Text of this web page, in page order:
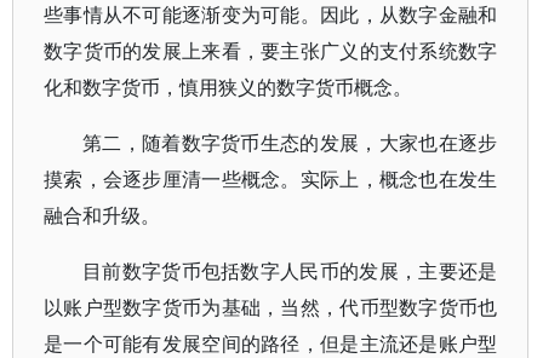
些事情从不可能逐渐变为可能。因此，从数字金融和
数字货币的发展上来看，要主张广义的支付系统数字
化和数字货币，慎用狭义的数字货币概念。
第二，随着数字货币生态的发展，大家也在逐步
摸索，会逐步厘清一些概念。实际上，概念也在发生
融合和升级。
目前数字货币包括数字人民币的发展，主要还是
以账户型数字货币为基础，当然，代币型数字货币也
是一个可能有发展空间的路径，但是主流还是账户型